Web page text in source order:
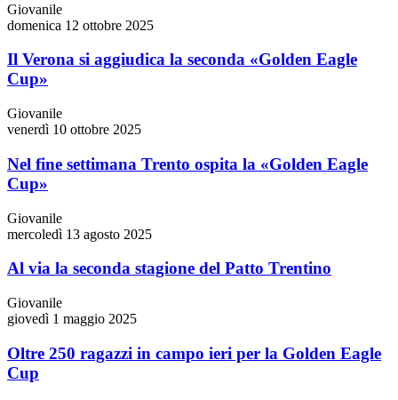
Giovanile
domenica 12 ottobre 2025
Il Verona si aggiudica la seconda «Golden Eagle
Cup»
Giovanile
venerdì 10 ottobre 2025
Nel fine settimana Trento ospita la «Golden Eagle
Cup»
Giovanile
mercoledì 13 agosto 2025
Al via la seconda stagione del Patto Trentino
Giovanile
giovedì 1 maggio 2025
Oltre 250 ragazzi in campo ieri per la Golden Eagle
Cup